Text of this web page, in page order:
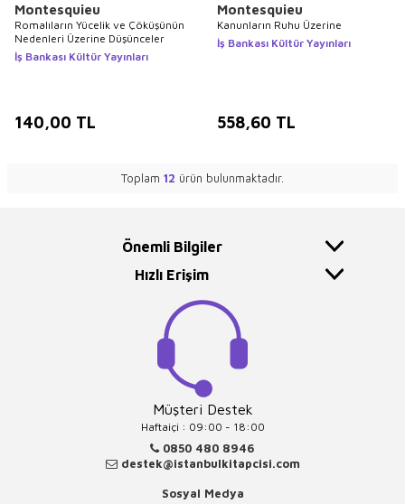
Montesquieu
Romalıların Yücelik ve Çöküşünün
Nedenleri Üzerine Düşünceler
İş Bankası Kültür Yayınları
140,00 TL
Montesquieu
Kanunların Ruhu Üzerine
İş Bankası Kültür Yayınları
558,60 TL
Toplam 12 ürün bulunmaktadır.
Önemli Bilgiler
Hızlı Erişim
Müşteri Destek
Haftaiçi : 09:00 - 18:00
0850 480 8946
destek@istanbulkitapcisi.com
Sosyal Medya